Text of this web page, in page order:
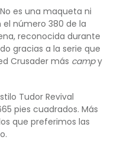
es una maqueta ni
número 380 de la
reconocida durante
gracias a la serie que
Crusader más campy
Tudor Revival
pies cuadrados. Más
que preferimos las